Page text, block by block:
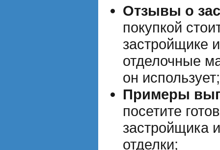
Отзывы о
покупкой
застройщике
отделочные
он использует;
Примеры
посетите
застройщика
отделки;